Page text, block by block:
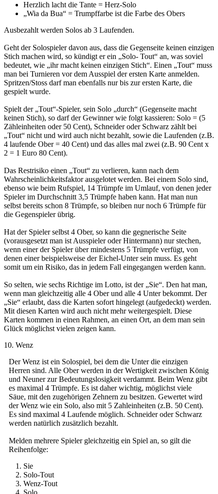
Herzlich lacht die Tante = Herz-Solo
„Wia da Bua“ = Trumpffarbe ist die Farbe des Obers
Ausbezahlt werden Solos ab 3 Laufenden.
Geht der Solospieler davon aus, dass die Gegenseite keinen einzigen
Stich machen wird, so kündigt er ein „Solo- Tout“ an, was soviel
bedeutet, wie „ihr macht keinen einzigen Stich“. Einen „Tout“ muss
man bei Turnieren vor dem Ausspiel der ersten Karte anmelden.
Spritzen/Stoss darf man ebenfalls nur bis zur ersten Karte, die
gespielt wurde.
Spielt der „Tout“-Spieler, sein Solo „durch“ (Gegenseite macht
keinen Stich), so darf der Gewinner wie folgt kassieren: Solo = (5
Zähleinheiten oder 50 Cent), Schneider oder Schwarz zählt bei
„Tout“ nicht und wird auch nicht bezahlt, sowie die Laufenden (z.B.
4 laufende Ober = 40 Cent) und das alles mal zwei (z.B. 90 Cent x
2 = 1 Euro 80 Cent).
Das Restrisiko einen „Tout“ zu verlieren, kann nach dem
Wahrscheinlichkeitsfaktor ausgelotet werden. Bei einem Solo sind,
ebenso wie beim Rufspiel, 14 Trümpfe im Umlauf, von denen jeder
Spieler im Durchschnitt 3,5 Trümpfe haben kann. Hat man nun
selbst bereits schon 8 Trümpfe, so bleiben nur noch 6 Trümpfe für
die Gegenspieler übrig.
Hat der Spieler selbst 4 Ober, so kann die gegnerische Seite
(vorausgesetzt man ist Ausspieler oder Hintermann) nur stechen,
wenn einer der Spieler über mindestens 5 Trümpfe verfügt, von
denen einer beispielsweise der Eichel-Unter sein muss. Es geht
somit um ein Risiko, das in jedem Fall eingegangen werden kann.
So selten, wie sechs Richtige im Lotto, ist der „Sie“. Den hat man,
wenn man gleichzeitig alle 4 Ober und alle 4 Unter bekommt. Der
„Sie“ erlaubt, dass die Karten sofort hingelegt (aufgedeckt) werden.
Mit diesen Karten wird auch nicht mehr weitergespielt. Diese
Karten kommen in einen Rahmen, an einen Ort, an dem man sein
Glück möglichst vielen zeigen kann.
10. Wenz
Der Wenz ist ein Solospiel, bei dem die Unter die einzigen
Herren sind. Alle Ober werden in der Wertigkeit zwischen König
und Neuner zur Bedeutungslosigkeit verdammt. Beim Wenz gibt
es maximal 4 Trümpfe. Es ist daher wichtig, möglichst viele
Säue, mit den zugehörigen Zehnern zu besitzen. Gewertet wird
der Wenz wie ein Solo, also mit 5 Zahleinheiten (z.B. 50 Cent).
Es sind maximal 4 Laufende möglich. Schneider oder Schwarz
werden natürlich zusätzlich bezahlt.
Melden mehrere Spieler gleichzeitig ein Spiel an, so gilt die
Reihenfolge:
Sie
Solo-Tout
Wenz-Tout
Solo